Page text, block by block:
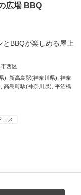
広場 BBQ
とBBQが楽しめる屋上
市西区
)
新高島駅(神奈川県) ,神奈
,高島町駅(神奈川県) ,平沼橋
ェス